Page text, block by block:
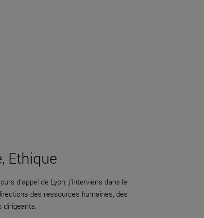
Ethique
d’appel de Lyon, j’interviens dans le
des ressources humaines, des